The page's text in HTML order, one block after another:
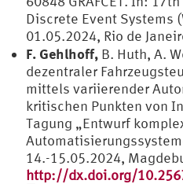
Discrete Event Systems
01.05.2024, Rio de
F. Gehlhoff, B. Huth, A.
dezentraler
mittels variierender
kritischen Punkten von
Tagung „Entwurf
14.-15.05.2024,
http://dx.doi.org/